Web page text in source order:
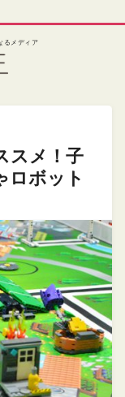
るメディア
スメ！子
ロボット